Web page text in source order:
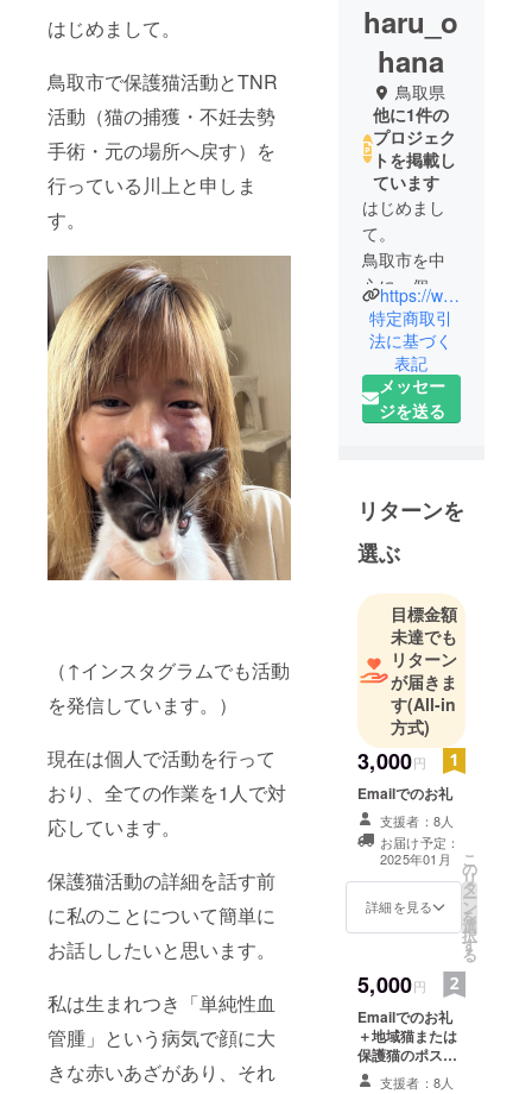
はじめまして。
鳥取市で保護猫活動とTNR
活動（猫の捕獲・不妊去勢
手術・元の場所へ戻す）を
行っている川上と申しま
す。
（↑インスタグラムでも活動
を発信しています。）
現在は個人で活動を行って
おり、全ての作業を1人で対
応しています。
保護猫活動の詳細を話す前
に私のことについて簡単に
お話ししたいと思います。
私は生まれつき「単純性血
管腫」という病気で顔に大
きな赤いあざがあり、それ
haru_o
hana
鳥取県
他に1件の
プロジェク
トを掲載し
ています
はじめまし
て。
鳥取市を中
心に、個人
で保護猫・
TNR活動を
行っている
川上と申し
ます。
域で暮らす
猫たちの不
妊去勢手術
アを続けて
きました
が、活動を
続けていく
中で「一時
的な支援」
だけでな
く、継続し
て活動でき
る仕組みづ
くりの必要
性を強く感
じるように
なりまし
現在は個人
でできる範
囲から、猫
https://www.instagram.com/c.haru27?igsh=bzA4cmJvbWV4cWZr&utm_source=qr
特定商取引
法に基づく
表記
メッセー
ジを送る
リターンを
選ぶ
目標金額
未達でも
リターン
が届きま
す(All-in
方式)
3,000円
Emailでのお礼
支援者：8人
お届け予定：
2025年01月
詳細を見る
こ
の
リ
タ
ー
ン
を
選
択
す
る
5,000円
Emailでのお礼
＋地域猫または
保護猫のポスト
カード3枚
支援者：8人